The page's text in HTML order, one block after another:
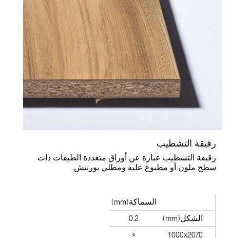
رقيقة التشطيب
رقيقة التشطيب عبارة عن أوراق متعددة الطبقات ذات
سطح ملون أو مطبوع عليه ومطلي بورنيش.
السماكة(mm)
الشكل(mm)
0.2
1000x2070